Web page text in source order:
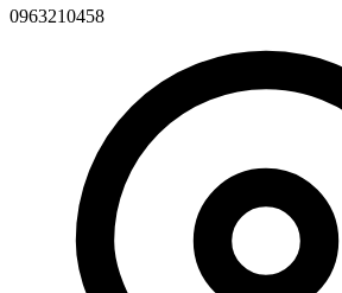
0963210458